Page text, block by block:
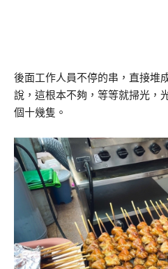
後面工作人員不停的串，直接堆
說，這根本不夠，等等就掃光，
個十幾隻。